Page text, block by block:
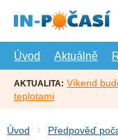
hlavní
Úvod
Aktuálně
AKTUALITA: Víkend
teplotami
Úvod Předpověď